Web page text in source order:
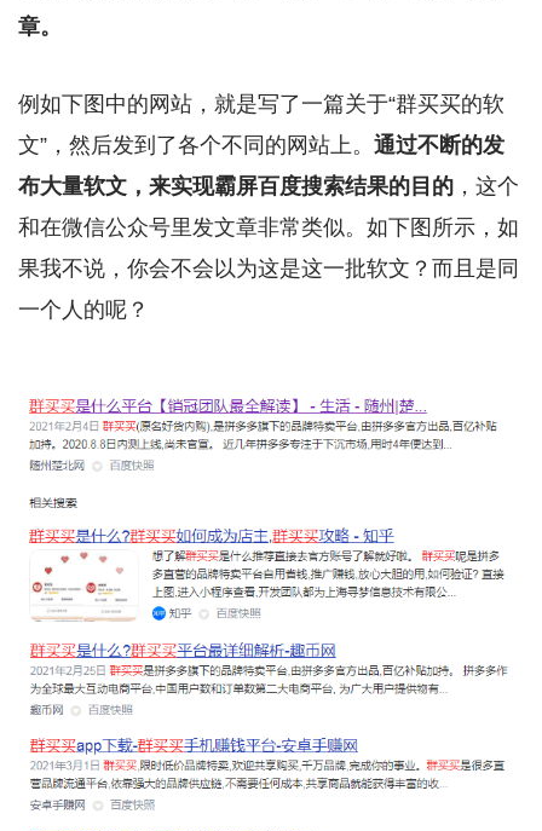
章。
例如下图中的网站，就是写了一篇关于“群买买的软
文”，然后发到了各个不同的网站上。 通过不断的发
布大量软文，来实现霸屏百度搜索结果的目的 ，这个
和在微信公众号里发文章非常类似。如下图所示，如
果我不说，你会不会以为这是这一批软文？而且是同
一个人的呢？